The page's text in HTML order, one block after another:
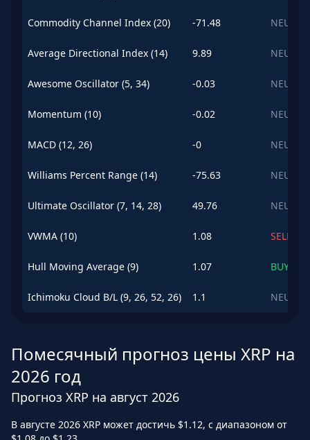
Commodity Channel Index (20) -71.48
Average Directional Index (14) 9.89
Awesome Oscillator (5, 34) -0.03
Momentum (10) -0.02
MACD (12, 26) -0
Williams Percent Range (14) -75.63
Ultimate Oscillator (7, 14, 28) 49.76
VWMA (10) 1.08 SELL
Hull Moving Average (9) 1.07 BUY
Ichimoku Cloud B/L (9, 26, 52, 26) 1.1
Помесячный прогноз цены XRP на
2026 год
Прогноз XRP на август 2026
В августе 2026 XRP может достичь $1.12, с диапазоном от